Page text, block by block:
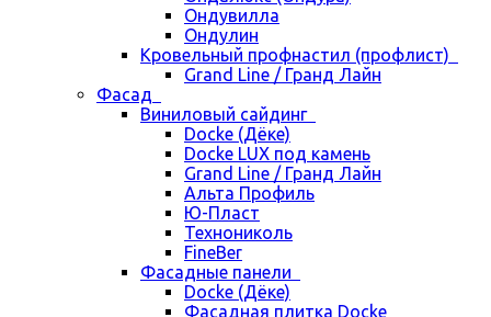
Ондувилла
Ондулин
Кровельный профнастил (профлист)
Grand Line / Гранд Лайн
Фасад
Виниловый сайдинг
Docke (Дёке)
Docke LUX под камень
Grand Line / Гранд Лайн
Альта Профиль
Ю-Пласт
Технониколь
FineBer
Фасадные панели
Docke (Дёке)
Фасадная плитка Docke